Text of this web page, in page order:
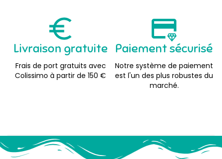
Livraison gratuite
Frais de port gratuits avec
Colissimo à partir de 150 €
Paiement sécurisé
Notre système de paiement
est l'un des plus robustes du
marché.